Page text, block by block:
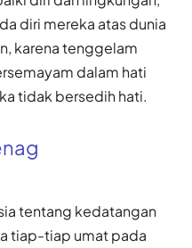
diri mereka atas dunia
karena tenggelam
dalam hati
tidak bersedih hati.
tentang kedatangan
tiap-tiap umat pada